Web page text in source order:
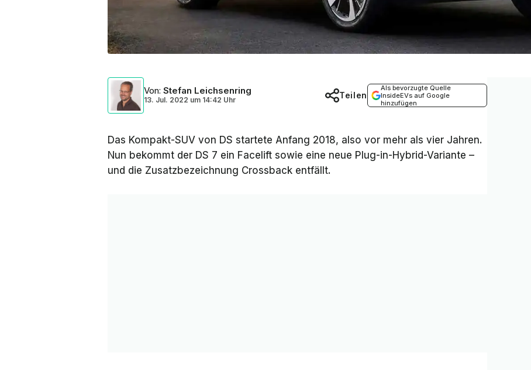
Von: Stefan Leichsenring
13. Jul. 2022 um 14:42 Uhr
Als bevorzugte Quelle
InsideEVs auf Google
hinzufügen
Teilen
Das Kompakt-SUV von DS startete Anfang 2018, also vor mehr als vier Jahren.
Nun bekommt der DS 7 ein Facelift sowie eine neue Plug-in-Hybrid-Variante –
und die Zusatzbezeichnung Crossback entfällt.